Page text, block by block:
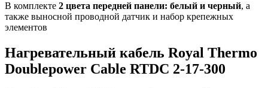
В комплекте 2 цвета передней панели: белый и черный, а
также выносной проводной датчик и набор крепежных
элементов
Нагревательный кабель Royal Thermo
Doublepower Cable RTDC 2-17-300